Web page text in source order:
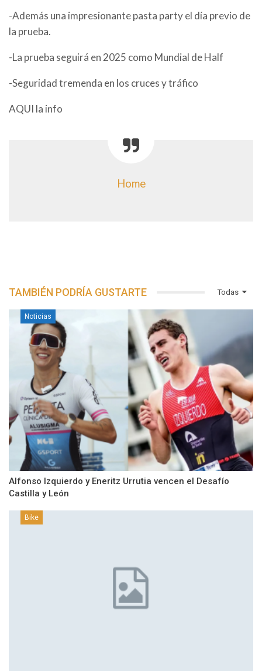
-Además una impresionante pasta party el día previo de
la prueba.
-La prueba seguirá en 2025 como Mundial de Half
-Seguridad tremenda en los cruces y tráfico
AQUI la info
Home
Todas
TAMBIÉN PODRÍA GUSTARTE
Noticias
Alfonso Izquierdo y Eneritz Urrutia vencen el Desafío
Castilla y León
Bike